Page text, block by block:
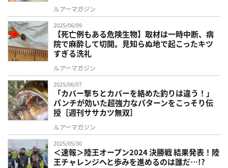
ルアーマガジン
2025/06/09
【死亡例もある危険生物】取材は一時中断、病
院で麻酔して切開。見知らぬ地で起こったキツ
すぎる洗礼
ルアーマガジン
2025/06/07
「カバー撃ちとカバーを絡めた釣りは違う！」
パンチが効いた超強力なパターンをこっそり伝
授［週刊ササカツ無双］
ルアーマガジン
2025/05/30
＜速報＞陸王オープン2024 決勝戦 結果発表！陸
王チャレンジへと歩みを進めるのは誰だ…!?